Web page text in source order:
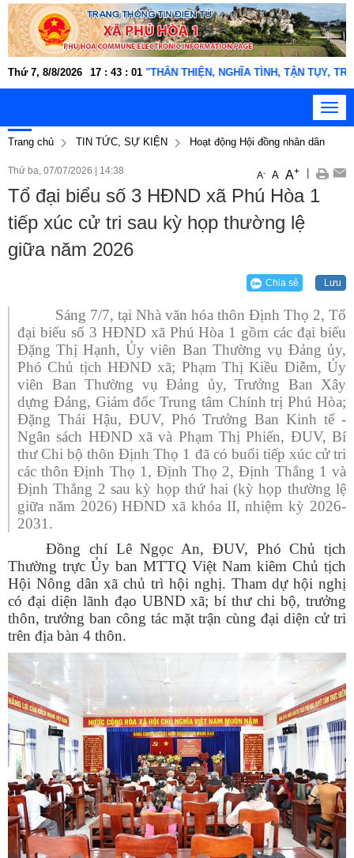
Thứ 7, 8/8/2026 17 : 43 : 02
Phú Hòa 1 "THÂN THIỆN, NGHĨA TÌNH, TẬN TỤY, TRÁCH NHIỆM,
Trang chủ
TIN TỨC, SỰ KIỆN Hoạt động Hội đồng nhân dân
Thứ ba, 07/07/2026 14:38 A- A A+
Tổ đại biểu số 3 HĐND xã Phú Hòa 1
tiếp xúc cử tri sau kỳ họp thường lệ
giữa năm 2026
Chia sẻ Lưu
Sáng 7/7, tại Nhà văn hóa thôn Định Thọ 2, Tổ
đại biểu số 3 HĐND xã Phú Hòa 1 gồm các đại biểu
Đặng Thị Hạnh, Ủy viên Ban Thường vụ Đảng ủy,
Phó Chủ tịch HĐND xã; Phạm Thị Kiều Diễm, Ủy
viên Ban Thường vụ Đảng ủy, Trưởng Ban Xây
dựng Đảng, Giám đốc Trung tâm Chính trị Phú Hòa;
Đặng Thái Hậu, ĐUV, Phó Trưởng Ban Kinh tế -
Ngân sách HĐND xã và Phạm Thị Phiến, ĐUV, Bí
thư Chi bộ thôn Định Thọ 1 đã có buổi tiếp xúc cử tri
các thôn Định Thọ 1, Định Thọ 2, Định Thắng 1 và
Định Thắng 2 sau kỳ họp thứ hai (kỳ họp thường lệ
giữa năm 2026) HĐND xã khóa II, nhiệm kỳ 2026-
2031.
Đồng chí Lê Ngọc An, ĐUV, Phó Chủ tịch
Thường trực Ủy ban MTTQ Việt Nam kiêm Chủ tịch
Hội Nông dân xã chủ trì hội nghị. Tham dự hội nghị
có đại diện lãnh đạo UBND xã; bí thư chi bộ, trưởng
thôn, trưởng ban công tác mặt trận cùng đại diện cử tri
trên địa bàn 4 thôn.